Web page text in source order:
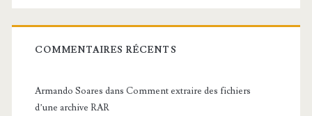
COMMENTAIRES RÉCENTS
Armando Soares dans Comment extraire des fichiers
d’une archive RAR